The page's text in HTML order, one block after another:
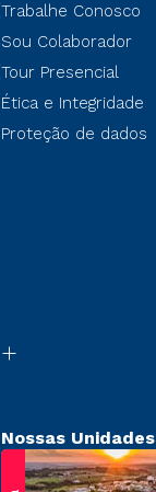
Trabalhe Conosco
Sou Colaborador
Tour Presencial
Ética e Integridade
Proteção de dados
Nossas Unidades